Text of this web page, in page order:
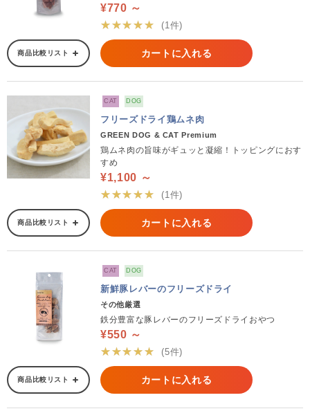
¥770 ～
★★★★★
(1件)
商品比較リスト カートに入れる
CAT DOG
フリーズドライ鶏ムネ肉
GREEN DOG & CAT Premium
鶏ムネ肉の旨味がギュッと凝縮！トッピングにおす
すめ
¥1,100 ～
★★★★★
(1件)
商品比較リスト カートに入れる
CAT DOG
新鮮豚レバーのフリーズドライ
その他厳選
鉄分豊富な豚レバーのフリーズドライおやつ
¥550 ～
★★★★★
(5件)
商品比較リスト カートに入れる